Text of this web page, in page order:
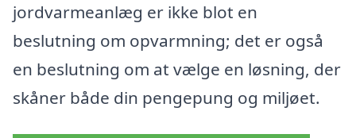
jordvarmeanlæg er ikke blot en
beslutning om opvarmning; det er også
en beslutning om at vælge en løsning, der
skåner både din pengepung og miljøet.